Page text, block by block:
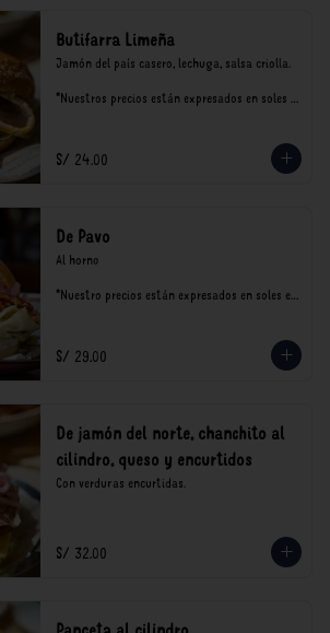
Butifarra Limeña
Jamón del país casero, lechuga, salsa criolla.
*Nuestros precios están expresados en soles e
S/ 24.00
De Pavo
Al horno
*Nuestro precios están expresados en soles e
S/ 29.00
De jamón del norte, chanchito al
cilindro, queso y encurtidos
Con verduras encurtidas.
S/ 32.00